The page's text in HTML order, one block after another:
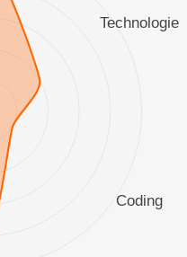
Technologie
Coding